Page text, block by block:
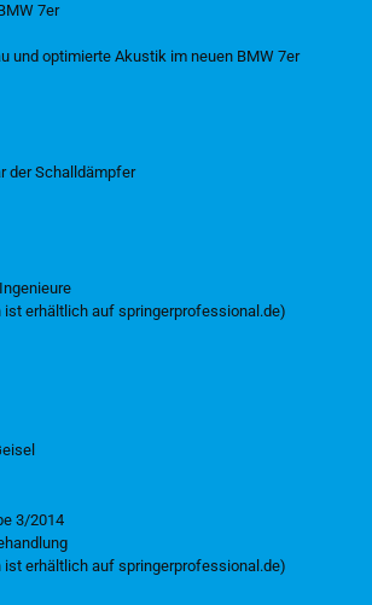
7er
und optimierte Akustik im neuen BMW 7er
der Schalldämpfer
ist erhältlich auf springerprofessional.de)
3/2014
ist erhältlich auf springerprofessional.de)